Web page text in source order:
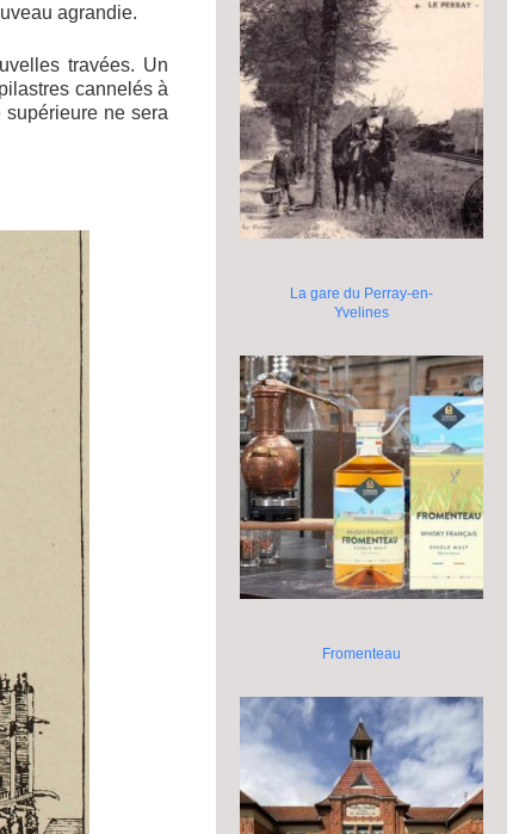
agrandie.
travées. Un
cannelés à
ne sera
La gare du Perray-en-
Yvelines
Fromenteau